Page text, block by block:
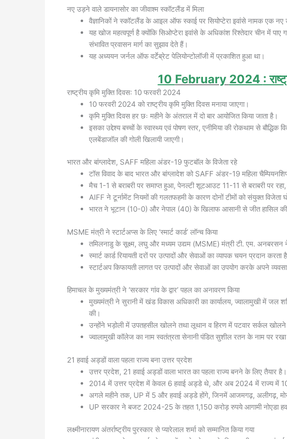
नए उड़ने वाले डायनासोर का जीवाश्म स्कॉटलैंड में मिला
वैज्ञानिकों ने स्कॉटलैंड के आइल ऑफ स्काई पर सियोप्टेरा इवांसे नामक एक नए
यह खोज महत्वपूर्ण है क्योंकि सिओप्टेरा इवांसे के अधिकांश रिश्तेदार चीन में पाए
संभावित प्रवासन मार्ग का सुझाव देते हैं।
यह अध्ययन जर्नल ऑफ वर्टेब्रेट पेलियोन्टोलॉजी में प्रकाशित हुआ था।
10 February 2024 :
राष्ट्रीय कृमि मुक्ति दिवस: 10 फरवरी 2024
10 फरवरी 2024 को राष्ट्रीय कृमि मुक्ति दिवस मनाया जाएगा।
कृमि मुक्ति दिवस हर छः महीने के अंतराल में दो बार आयोजित किया जाता है।
इसका उद्देश्य बच्चों के स्वास्थ्य एवं पोषण स्तर, एनीमिया की रोकथाम से
एलबेंडाजॉल की गोली खिलायी जाएगी।
भारत और बांग्लादेश, SAFF महिला अंडर-19 फुटबॉल के विजेता रहे
टॉस विवाद के बाद भारत और बांग्लादेश को SAFF अंडर-19 महिला
मैच 1-1 से बराबरी पर समाप्त हुआ, पेनल्टी शूटआउट 11-11 से बराबरी पर
AIFF ने टूर्नामेंट नियमों की गलतफहमी के कारण दोनों टीमों को संयुक्त विजेता
भारत ने भूटान (10-0) और नेपाल (40) के खिलाफ आसानी से जीत हासिल की
MSME मंत्री ने स्टार्टअप्स के लिए ‘स्मार्ट कार्ड’ लॉन्च किया
तमिलनाडु के सूक्ष्म, लघु और मध्यम उद्यम (MSME) मंत्री टी. एम. अनबरसन ने
स्मार्ट कार्ड रियायती दरों पर उत्पादों और सेवाओं का व्यापक चयन प्रदान करता
स्टार्टअप किफायती लागत पर उत्पादों और सेवाओं का उपयोग करके अपने
हिमाचल के मुख्यमंत्री ने ‘सरकार गांव के द्वार’ पहल का अनावरण किया
मुख्यमंत्री ने सुरानी में खंड विकास अधिकारी का कार्यालय, ज्वालामुखी में
की।
उन्होंने भड़ोली में उपतहसील खोलने तथा लूथान व हिरण में पटवार सर्कल खोलने
ज्वालामुखी कॉलेज का नाम स्वतंत्रता सेनानी पंडित सुशील रतन के नाम पर रखा
21 हवाई अड्डों वाला पहला राज्य बना उत्तर प्रदेश
उत्तर प्रदेश, 21 हवाई अड्डों वाला भारत का पहला राज्य बनने के लिए तैयार है।
2014 में उत्तर प्रदेश में केवल 6 हवाई अड्डे थे, और अब 2024 में राज्य में
अगले महीने तक, UP में 5 और हवाई अड्डे होंगे, जिनमें आजमगढ़, अलीगढ़,
UP सरकार ने बजट 2024-25 के तहत 1,150 करोड़ रुपये आगामी नोएडा
लक्ष्मीनारायण अंतर्राष्ट्रीय पुरस्कार से प्यारेलाल शर्मा को सम्मानित किया गया